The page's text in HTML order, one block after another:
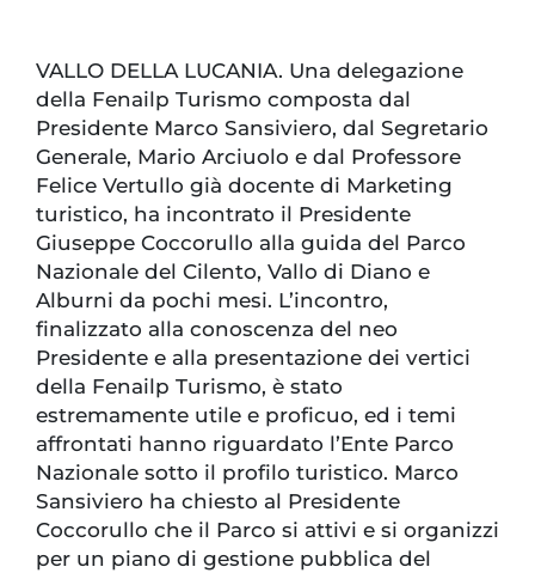
VALLO DELLA LUCANIA. Una delegazione
della Fenailp Turismo composta dal
Presidente Marco Sansiviero, dal Segretario
Generale, Mario Arciuolo e dal Professore
Felice Vertullo già docente di Marketing
turistico, ha incontrato il Presidente
Giuseppe Coccorullo alla guida del Parco
Nazionale del Cilento, Vallo di Diano e
Alburni da pochi mesi. L’incontro,
finalizzato alla conoscenza del neo
Presidente e alla presentazione dei vertici
della Fenailp Turismo, è stato
estremamente utile e proficuo, ed i temi
affrontati hanno riguardato l’Ente Parco
Nazionale sotto il profilo turistico. Marco
Sansiviero ha chiesto al Presidente
Coccorullo che il Parco si attivi e si organizzi
per un piano di gestione pubblica del